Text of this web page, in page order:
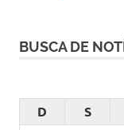
BUSCA DE
D S